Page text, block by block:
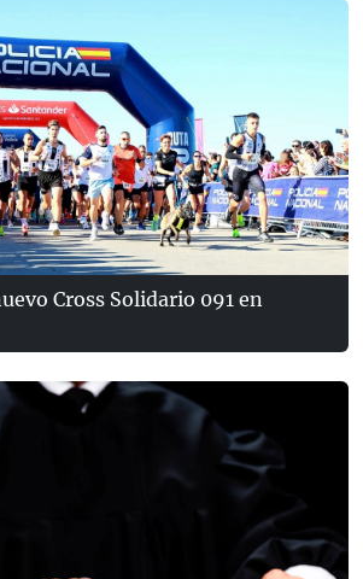
Cross Solidario 091 en